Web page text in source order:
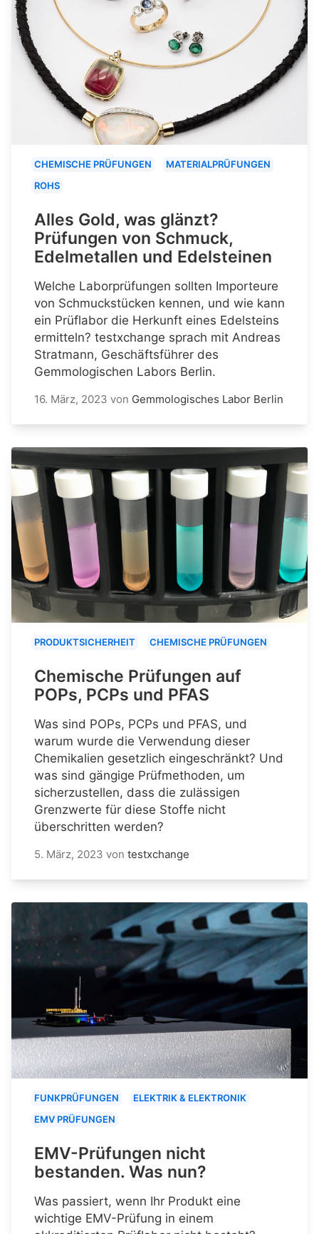
CHEMISCHE PRÜFUNGEN
MATERIALPRÜFUNGEN
ROHS
Alles Gold, was glänzt?
Prüfungen von Schmuck,
Edelmetallen und Edelsteinen
Welche Laborprüfungen sollten Importeure
von Schmuckstücken kennen, und wie kann
ein Prüflabor die Herkunft eines Edelsteins
ermitteln? testxchange sprach mit Andreas
Stratmann, Geschäftsführer des
Gemmologischen Labors Berlin.
16. März, 2023 von Gemmologisches Labor Berlin
PRODUKTSICHERHEIT CHEMISCHE PRÜFUNGEN
Chemische Prüfungen auf
POPs, PCPs und PFAS
Was sind POPs, PCPs und PFAS, und
warum wurde die Verwendung dieser
Chemikalien gesetzlich eingeschränkt? Und
was sind gängige Prüfmethoden, um
sicherzustellen, dass die zulässigen
Grenzwerte für diese Stoffe nicht
überschritten werden?
5. März, 2023 von testxchange
FUNKPRÜFUNGEN
ELEKTRIK & ELEKTRONIK
EMV PRÜFUNGEN
EMV-Prüfungen nicht
bestanden. Was nun?
Was passiert, wenn Ihr Produkt eine
wichtige EMV-Prüfung in einem